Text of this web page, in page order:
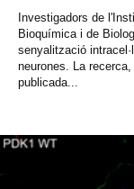
Investigadors de
Bioquímica i de
senyalització
neurones. La
publicada...